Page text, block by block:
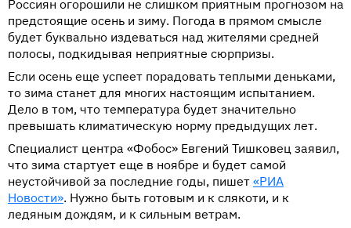
Россиян огорошили не слишком приятным прогнозом на
предстоящие осень и зиму. Погода в прямом смысле
будет буквально издеваться над жителями средней
полосы, подкидывая неприятные сюрпризы.
Если осень еще успеет порадовать теплыми деньками,
то зима станет для многих настоящим испытанием.
Дело в том, что температура будет значительно
превышать климатическую норму предыдущих лет.
Специалист центра «Фобос» Евгений Тишковец заявил,
что зима стартует еще в ноябре и будет самой
неустойчивой за последние годы, пишет «РИА
Новости». Нужно быть готовым и к слякоти, и к
ледяным дождям, и к сильным ветрам.